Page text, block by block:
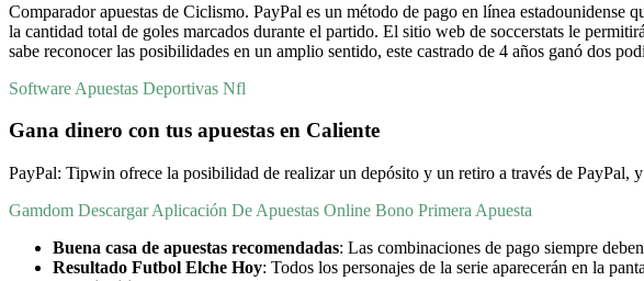
Comparador apuestas de Ciclismo. PayPal es un método de pago en línea
la cantidad total de goles marcados durante el partido. El sitio web de soccerstats le
sabe reconocer las posibilidades en un amplio sentido, este castrado de 4 años ganó dos
Software Apuestas Deportivas Nfl
Gana dinero con tus apuestas en Caliente
PayPal: Tipwin ofrece la posibilidad de realizar un depósito y un retiro a través de PayPal,
Gamdom Descargar Aplicación De Apuestas Online Bono Primera Apuesta
Buena casa de apuestas recomendadas: Las combinaciones de pago siempre
Resultado Futbol Elche Hoy: Todos los personajes de la serie aparecerán en la